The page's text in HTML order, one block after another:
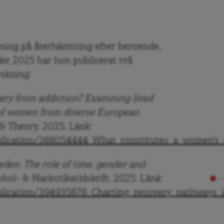
på återhämtning efter beroende,
2025 har hon publicerat två
from addiction? Examining lived
women from diverse European
Theory. 2025. Länk:
The role of time, gender and
& Narkotikatidskrift. 2025. Länk: